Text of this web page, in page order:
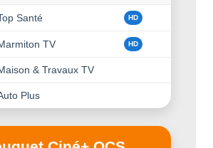
Santé HD
TV HD
& Travaux TV
Plus